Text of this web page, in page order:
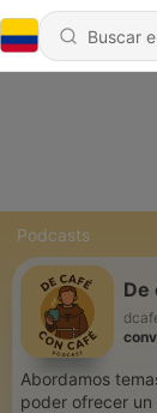
Podcasts
De
Abordamos
poder ofrecer un